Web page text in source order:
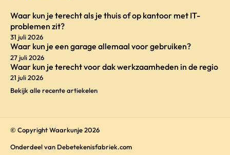
Waar kun je terecht als je thuis of op kantoor met IT-
problemen zit?
31 juli 2026
Waar kun je een garage allemaal voor gebruiken?
27 juli 2026
Waar kun je terecht voor dak werkzaamheden in de regio
21 juli 2026
Bekijk alle recente artiekelen
© Copyright Waarkunje 2026
Onderdeel van Debetekenisfabriek.com